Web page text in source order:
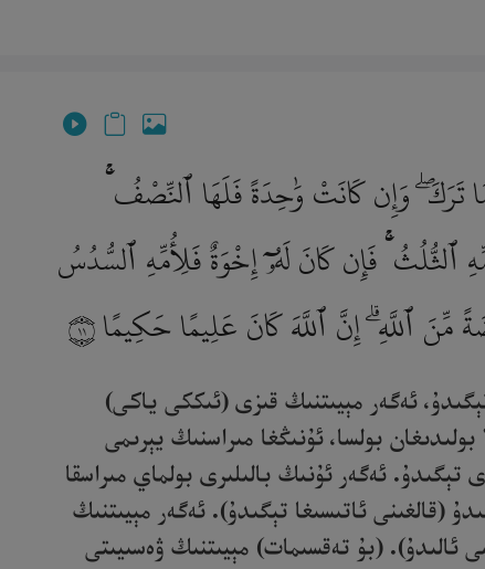
تَرَكَ ۖ وَإِن كَانَتْ وَٰحِدَةً فَلَهَا ٱلنِّصْفُ
ٱلثُّلُثُ ۚ فَإِن كَانَ لَهُۥٓ إِخْوَةٌ فَلِأُمِّهِ ٱلسُّدُسُ
ٱللَّهِ ۗ إِنَّ ٱللَّهَ كَانَ عَلِيمًا حَكِيمًا
١١
ئەگەر مېيىتنىڭ قىزى (ئىككى ياكى)
بولسا، ئۇنىڭغا مىراسنىڭ يېرىمى
تېگىدۇ. ئەگەر ئۇنىڭ بالىلىرى بولماي مىراسقا
(قالغىنى ئاتىسىغا تېگىدۇ). ئەگەر مېيىتنىڭ
ئالىدۇ). (بۇ تەقسىمات) مېيىتنىڭ ۋەسىيىتى